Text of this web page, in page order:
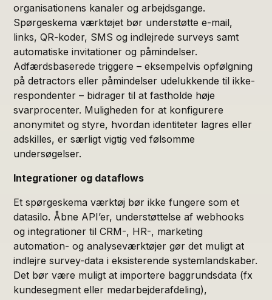
organisationens kanaler og arbejdsgange.
Spørgeskema værktøjet bør understøtte e-mail,
links, QR-koder, SMS og indlejrede surveys samt
automatiske invitationer og påmindelser.
Adfærdsbaserede triggere – eksempelvis opfølgning
på detractors eller påmindelser udelukkende til ikke-
respondenter – bidrager til at fastholde høje
svarprocenter. Muligheden for at konfigurere
anonymitet og styre, hvordan identiteter lagres eller
adskilles, er særligt vigtig ved følsomme
undersøgelser.
Integrationer og dataflows
Et spørgeskema værktøj bør ikke fungere som et
datasilo. Åbne API’er, understøttelse af webhooks
og integrationer til CRM-, HR-, marketing
automation- og analyseværktøjer gør det muligt at
indlejre survey-data i eksisterende systemlandskaber.
Det bør være muligt at importere baggrundsdata (fx
kundesegment eller medarbejderafdeling),